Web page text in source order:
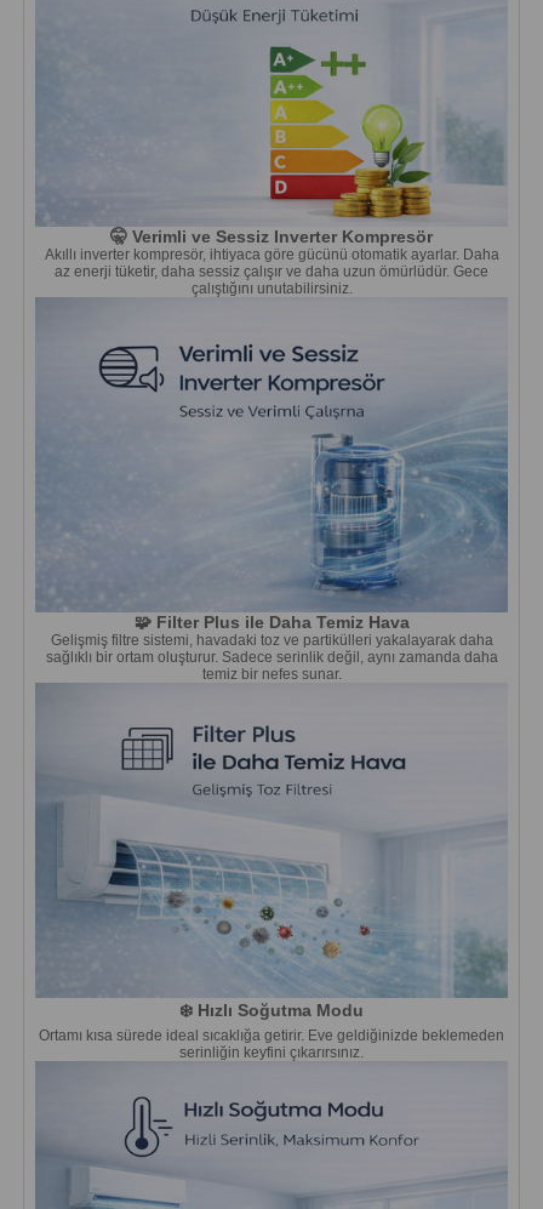
🤫 Verimli ve Sessiz Inverter Kompresör
Akıllı inverter kompresör, ihtiyaca göre gücünü otomatik ayarlar. Daha
az enerji tüketir, daha sessiz çalışır ve daha uzun ömürlüdür. Gece
çalıştığını unutabilirsiniz.
🧩 Filter Plus ile Daha Temiz Hava
Gelişmiş filtre sistemi, havadaki toz ve partikülleri yakalayarak daha
sağlıklı bir ortam oluşturur. Sadece serinlik değil, aynı zamanda daha
temiz bir nefes sunar.
❄️ Hızlı Soğutma Modu
Ortamı kısa sürede ideal sıcaklığa getirir. Eve geldiğinizde beklemeden
serinliğin keyfini çıkarırsınız.